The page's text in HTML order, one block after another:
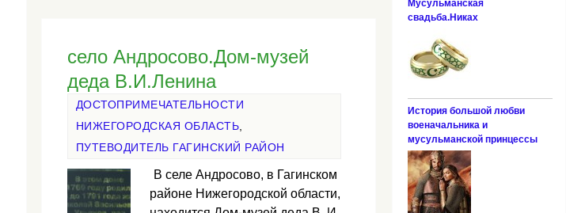
село Андросово.Дом-музей
деда В.И.Ленина
ДОСТОПРИМЕЧАТЕЛЬНОСТИ
НИЖЕГОРОДСКАЯ ОБЛАСТЬ
ПУТЕВОДИТЕЛЬ ГАГИНСКИЙ РАЙОН
В селе Андросово, в Гагинском
районе Нижегородской области,
Мусульманская
свадьба.Никах
История большой любви
военачальника и
мусульманской принцессы